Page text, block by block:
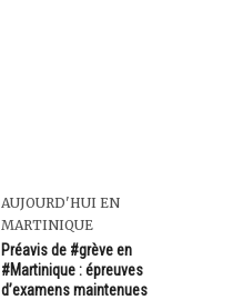
AUJOURD'HUI EN
MARTINIQUE
Préavis de #grève en
#Martinique : épreuves
d’examens maintenues